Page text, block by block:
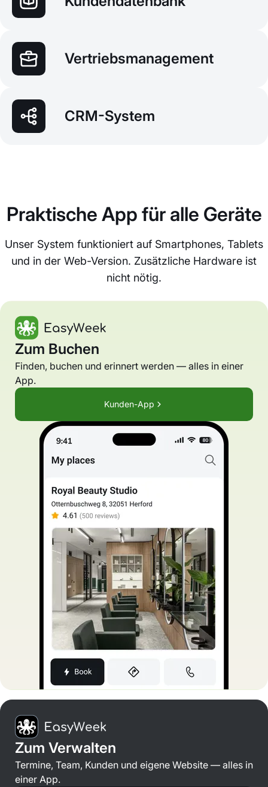
Vertriebsmanagement
CRM-System
Praktische App für alle Geräte
Unser System funktioniert auf Smartphones, Tablets
und in der Web-Version. Zusätzliche Hardware ist
nicht nötig.
Zum Buchen
Finden, buchen und erinnert werden — alles in einer
App.
Kunden-App
Zum Verwalten
Termine, Team, Kunden und eigene Website — alles in
einer App.